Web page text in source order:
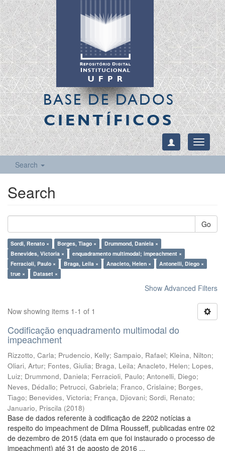
BASE DE DADOS
CIENTÍFICOS
Toggle
Search
Search
Go
Sordi, Renato × Borges, Tiago ×
Drummond, Daniela ×
Benevides, Victoria ×
enquadramento multimodal; impeachment ×
Ferracioli, Paulo ×
Braga, Leila × Anacleto, Helen ×
Antonelli, Diego ×
true ×
Dataset ×
Show Advanced Filters
Now showing items 1-1 of 1
Codificação enquadramento multimodal do
impeachment
Rizzotto, Carla; Prudencio, Kelly; Sampaio, Rafael; Kleina, Nilton;
Oliari, Artur; Fontes, Giulia; Braga, Leila; Anacleto, Helen; Lopes,
Luiz; Drummond, Daniela; Ferracioli, Paulo; Antonelli, Diego;
Neves, Dédallo; Petrucci, Gabriela; Franco, Crislaine; Borges,
Tiago; Benevides, Victoria; França, Djiovani; Sordi, Renato;
Januario, Priscila (2018)
Base de dados referente à codificação de 2202 notícias a
respeito do impeachment de Dilma Rousseff, publicadas entre 02
de dezembro de 2015 (data em que foi instaurado o processo de
impeachment) até 31 de agosto de 2016 ...